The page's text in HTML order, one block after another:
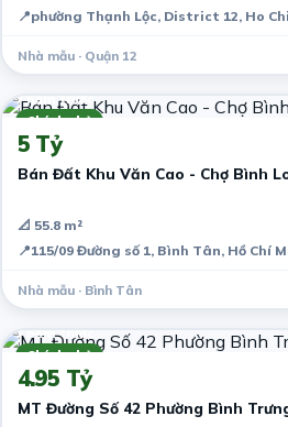
📍phường Thạnh Lộc, District 12, Ho
Nhà mẫu · Quận 12
Chính chủ
7 năm trước
5 Tỷ
Bán Đất Khu Văn Cao - Chợ Bình
📐 55.8 m²
📍115/09 Đường số 1, Bình Tân, Hồ Chí
Nhà mẫu · Bình Tân
Chính chủ
7 năm trước
4.95 Tỷ
MT Đường Số 42 Phường Bình